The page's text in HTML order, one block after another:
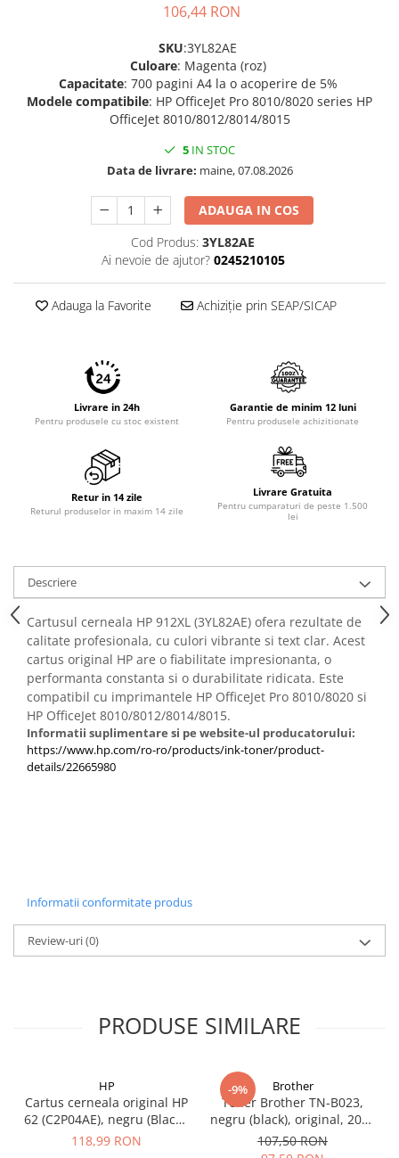
Cartuse compatibile
Drum unit compatibile
Accesorii imprimante 3D
Filament imprimanta 3D
Laptopuri / notebookuri
Laptopuri gaming
Ultrabookuri
Accesorii laptop
Piese si accesorii
Desktop PC
PC Office
Workstation
All-in-One PC
Mini PC
Monitoare
Monitoare LED
Accesorii monitoare
Componente
Placi video
Hard disk-uri interne
Surse
Carcase
SSD-uri externe
Hard disk-uri externe
Card reader
106,44 RON
SKU:3YL82AE
Culoare: Magenta (roz)
Capacitate: 700 pagini A4 la o acoperire de 5%
Modele compatibile: HP OfficeJet Pro 8010/8020 series HP
OfficeJet 8010/8012/8014/8015
5 IN STOC
Data de livrare: maine, 07.08.2026
ADAUGA IN COS
Cod Produs: 3YL82AE
Ai nevoie de ajutor? 0245210105
Adauga la Favorite Achiziție prin SEAP/SICAP
Livrare in 24h
Pentru produsele cu stoc existent
Garantie de minim 12 luni
Pentru produsele achizitionate
Retur in 14 zile
Returul produselor in maxim 14 zile
Livrare Gratuita
Pentru cumparaturi de peste 1.500
lei
Descriere
Cartusul cerneala HP 912XL (3YL82AE) ofera rezultate de
calitate profesionala, cu culori vibrante si text clar. Acest
cartus original HP are o fiabilitate impresionanta, o
performanta constanta si o durabilitate ridicata. Este
compatibil cu imprimantele HP OfficeJet Pro 8010/8020 si
HP OfficeJet 8010/8012/8014/8015.
Informatii suplimentare si pe website-ul producatorului:
https://www.hp.com/ro-ro/products/ink-toner/product-
details/22665980
Informatii conformitate produs
Review-uri(0)
PRODUSE SIMILARE
HP
Cartus cerneala original HP
62 (C2P04AE), negru (Black),
200 pagini
118,99 RON
-9% Brother
Toner Brother TN-B023,
negru (black), original, 2000
pagini
107,50 RON